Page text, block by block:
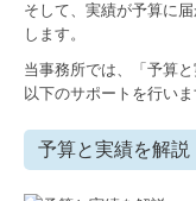
そして、実績が予算に
します。
当事務所では、「予算
以下のサポートを行いま
予算と実績を解説